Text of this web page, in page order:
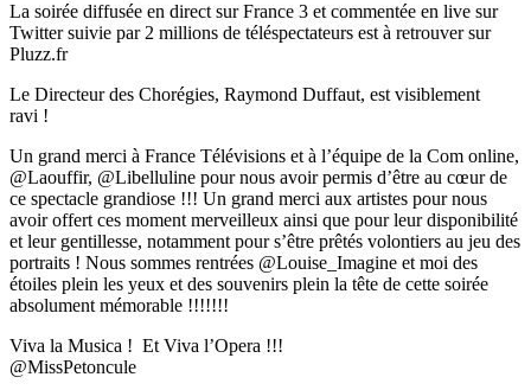
La soirée diffusée en direct sur France 3 et commentée en live sur
Twitter suivie par 2 millions de téléspectateurs est à retrouver sur
Pluzz.fr
Le Directeur des Chorégies, Raymond Duffaut, est visiblement
ravi !
Un grand merci à France Télévisions et à l’équipe de la Com online,
@Laouffir, @Libelluline pour nous avoir permis d’être au cœur de
ce spectacle grandiose !!! Un grand merci aux artistes pour nous
avoir offert ces moment merveilleux ainsi que pour leur disponibilité
et leur gentillesse, notamment pour s’être prêtés volontiers au jeu des
portraits ! Nous sommes rentrées @Louise_Imagine et moi des
étoiles plein les yeux et des souvenirs plein la tête de cette soirée
absolument mémorable !!!!!!!
Viva la Musica ! Et Viva l’Opera !!!
@MissPetoncule